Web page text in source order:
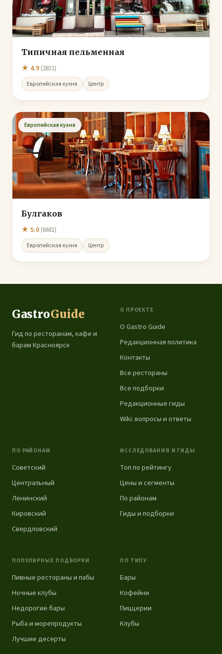
Типичная пельменная
★ 4.9 (2831)
Европейская кухня Центр
Европейская кухня
Булгаков
★ 5.0 (6681)
Европейская кухня Центр
GastroGuide
Гид по ресторанам, кафе и
барам Красноярск
О ПРОЕКТЕ
О Gastro Guide
Редакционная политика
Контакты
Все рестораны
Все подборки
Редакционные гиды
Wiki: вопросы и ответы
ПО РАЙОНАМ
Советский
Центральный
Ленинский
Кировский
Свердловский
ИССЛЕДОВАНИЯ И ГИДЫ
Топ по рейтингу
Цены и сегменты
По районам
Гиды и подборки
ПОПУЛЯРНЫЕ ПОДБОРКИ
Пивные рестораны и пабы
Ночные клубы
Недорогие бары
Рыба и морепродукты
Лучшие десерты
ПО ТИПУ
Бары
Кофейни
Пиццерии
Клубы